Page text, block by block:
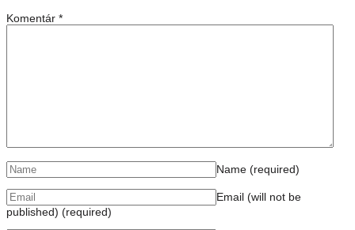
Komentár *
Name (required)
Email (will not be
published) (required)